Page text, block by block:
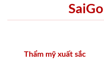
Thẩm mỹ xuất sắc